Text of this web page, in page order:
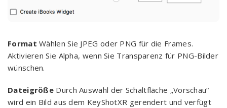
Format Wählen Sie JPEG oder PNG für die Frames.
Aktivieren Sie Alpha, wenn Sie Transparenz für PNG-Bilder
wünschen.
Dateigröße Durch Auswahl der Schaltfläche „Vorschau“
wird ein Bild aus dem KeyShotXR gerendert und verfügt